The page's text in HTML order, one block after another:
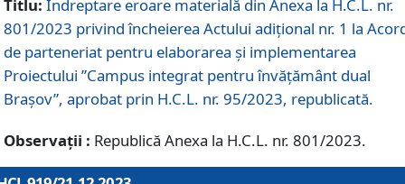
Titlu: Îndreptare eroare materială din Anexa la H.C.L. nr.
801/2023 privind încheierea Actului adițional nr. 1 la
de parteneriat pentru elaborarea și implementarea
Proiectului ”Campus integrat pentru învățământ dual
Brașov”, aprobat prin H.C.L. nr. 95/2023, republicată.
Observații : Republică Anexa la H.C.L. nr. 801/2023.